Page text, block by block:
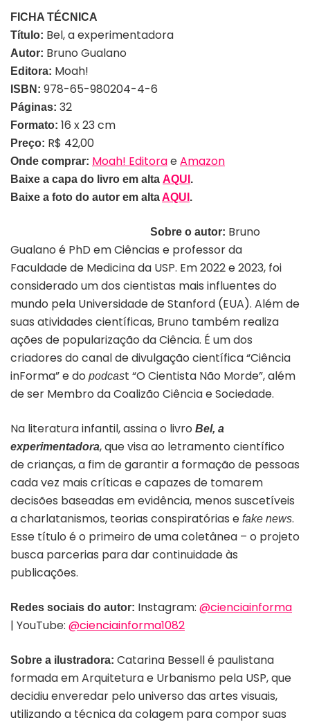
FICHA TÉCNICA
Título: Bel, a experimentadora
Autor: Bruno Gualano
Editora: Moah!
ISBN: 978-65-980204-4-6
Páginas: 32
Formato: 16 x 23 cm
Preço: R$ 42,00
Onde comprar: Moah! EditoraeAmazon
Baixe a capa do livro em alta AQUI .
Baixe a foto do autor em altaAQUI .
Sobre o autor: Bruno
Gualano é PhD em Ciências e professor da
Faculdade de Medicina da USP. Em 2022 e 2023, foi
considerado um dos cientistas mais influentes do
mundo pela Universidade de Stanford (EUA). Além de
suas atividades científicas, Bruno também realiza
ações de popularização da Ciência. É um dos
criadores do canal de divulgação científica “Ciência
inForma” e do podcast “O Cientista Não Morde”, além
de ser Membro da Coalizão Ciência e Sociedade.
Na literatura infantil, assina o livro Bel, a
experimentadora, que visa ao letramento científico
de crianças, a fim de garantir a formação de pessoas
cada vez mais críticas e capazes de tomarem
decisões baseadas em evidência, menos suscetíveis
a charlatanismos, teorias conspiratórias e fake news.
Esse título é o primeiro de uma coletânea – o projeto
busca parcerias para dar continuidade às
publicações.
Redes sociais do autor: Instagram: @cienciainforma
| YouTube: @cienciainforma1082
Sobre a ilustradora: Catarina Bessell é paulistana
formada em Arquitetura e Urbanismo pela USP, que
decidiu enveredar pelo universo das artes visuais,
utilizando a técnica da colagem para compor suas